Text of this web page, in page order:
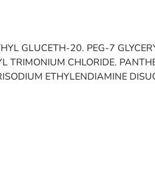
GLUCETH-20. PEG-7
TRIMONIUM CHLORIDE.
ETHYLENDIAMINE